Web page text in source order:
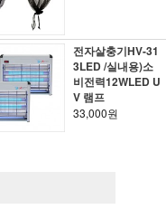
전자살충기HV-31
3LED /실내용)소
비전력12WLED U
V 램프
33,000원